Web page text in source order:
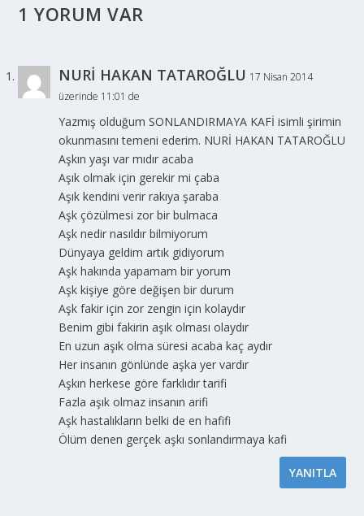
1 YORUM VAR
NURİ HAKAN TATAROĞLU 17 Nisan 2014
üzerinde 11:01 de
Yazmış olduğum SONLANDIRMAYA KAFİ isimli şirimin
okunmasını temeni ederim. NURİ HAKAN TATAROĞLU
Aşkın yaşı var mıdır acaba
Aşık olmak için gerekir mi çaba
Aşık kendini verir rakıya şaraba
Aşk çözülmesi zor bir bulmaca
Aşk nedir nasıldır bilmiyorum
Dünyaya geldim artık gidiyorum
Aşk hakında yapamam bir yorum
Aşk kişiye göre değişen bir durum
Aşk fakir için zor zengin için kolaydır
Benim gibi fakirin aşık olması olaydır
En uzun aşık olma süresi acaba kaç aydır
Her insanın gönlünde aşka yer vardır
Aşkın herkese göre farklıdır tarifi
Fazla aşık olmaz insanın arifi
Aşk hastalıkların belki de en hafifi
Ölüm denen gerçek aşkı sonlandırmaya kafi
YANITLA